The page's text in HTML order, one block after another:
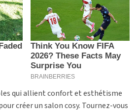
qui allient confort et esthétisme
créer un salon cosy. Tournez-vous